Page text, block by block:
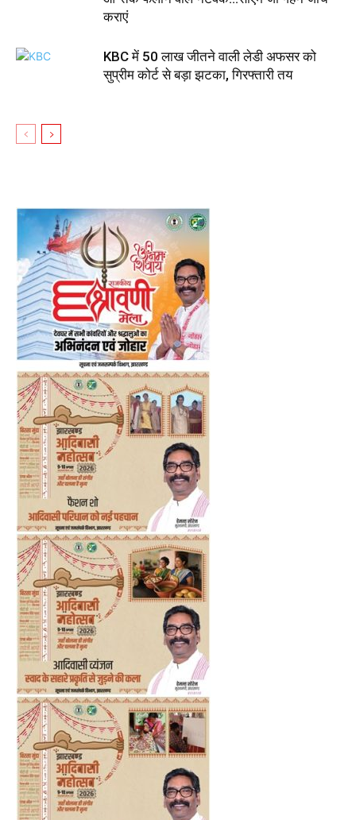
कराएं
KBC में 50 लाख जीतने वाली लेडी अफसर को
सुप्रीम कोर्ट से बड़ा झटका, गिरफ्तारी तय